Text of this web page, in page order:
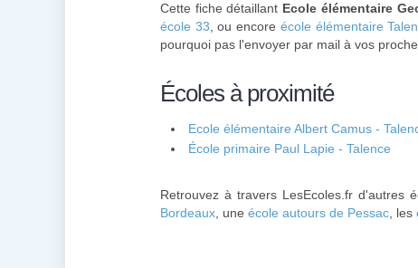
Cette fiche détaillant Ecole élémentaire
école 33 , ou encore école élémentaire
pourquoi pas l'envoyer par mail à vos
Écoles à proximité
Ecole élémentaire Albert Camus -
École primaire Paul Lapie - Talence
Retrouvez à travers LesEcoles.fr d'autres
Bordeaux , une école autours de Pessac , les